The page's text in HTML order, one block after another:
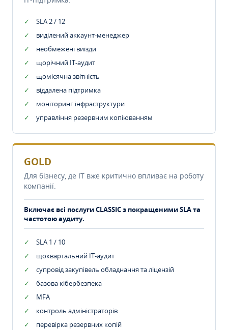
SLA 2 / 12
виділений аккаунт-менеджер
необмежені виїзди
щорічний IT-аудит
щомісячна звітність
віддалена підтримка
моніторинг інфраструктури
управління резервним копіюванням
GOLD
Для бізнесу, де IT вже критично впливає на роботу
компанії.
Включає всі послуги CLASSIC з покращеними SLA та
частотою аудиту.
SLA 1 / 10
щоквартальний IT-аудит
супровід закупівель обладнання та ліцензій
базова кібербезпека
MFA
контроль адміністраторів
перевірка резервних копій